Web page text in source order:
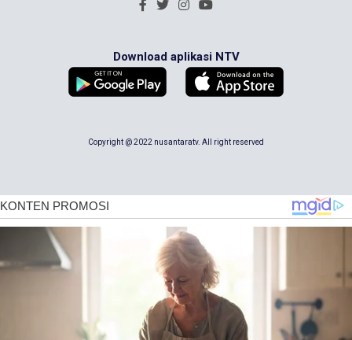
Download aplikasi NTV
Copyright @ 2022 nusantaratv. All right reserved